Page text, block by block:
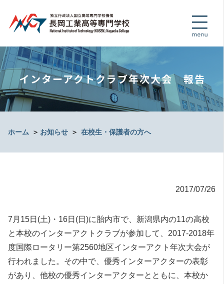
インターアクトクラブ年次大会 報告
ホーム ＞ お知らせ ＞ 在校生・保護者の方へ
2017/07/26
7月15日(土)・16日(日)に胎内市で、新潟県内の11の高校
と本校のインターアクトクラブが参加して、2017-2018年
度国際ロータリー第2560地区インターアクト年次大会が
行われました。その中で、優秀インターアクターの表彰
があり、他校の優秀インターアクターとともに、本校か